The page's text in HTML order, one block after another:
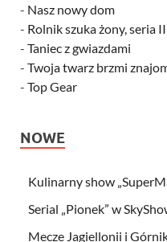
- Nasz nowy dom
- Rolnik szuka żony, seria
- Taniec z gwiazdami
- Twoja twarz brzmi
- Top Gear
NOWE
Kulinarny show
Serial „Pionek” w
Mecze Jagiellonii i